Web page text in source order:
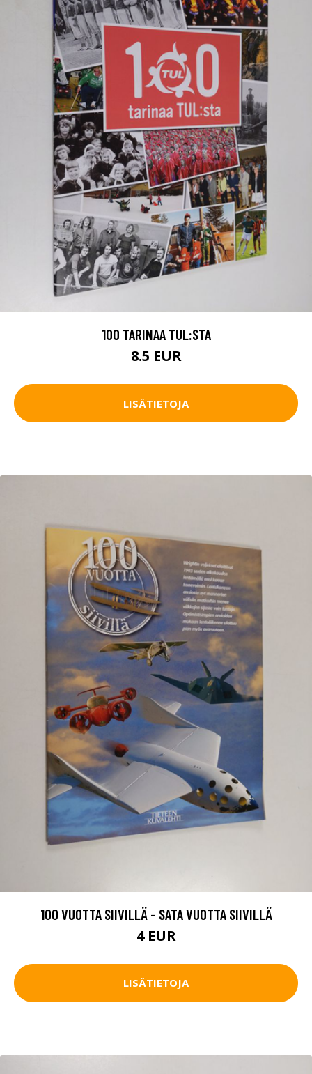
100 TARINAA TUL:STA
8.5 EUR
LISÄTIETOJA
100 VUOTTA SIIVILLÄ - SATA VUOTTA SIIVILLÄ
4 EUR
LISÄTIETOJA